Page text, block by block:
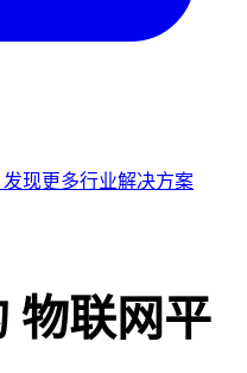
发现更多行业解决方案
物联网平